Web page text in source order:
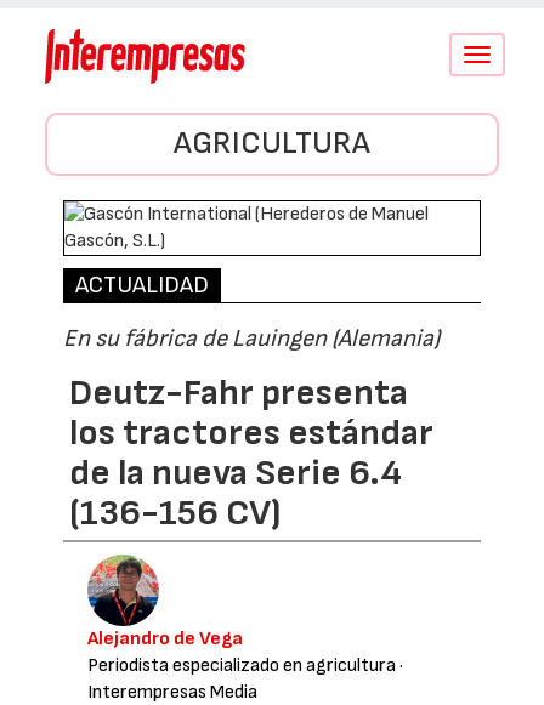
Conmutar
AGRICULTURA
ACTUALIDAD
En su fábrica de Lauingen (Alemania)
Deutz-Fahr presenta
los tractores estándar
de la nueva Serie 6.4
(136-156 CV)
Alejandro de Vega
Periodista especializado en agricultura·
Interempresas Media